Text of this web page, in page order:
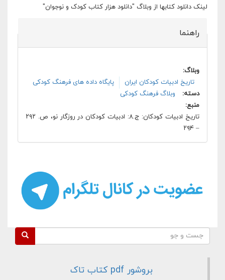
لینک دانلود کتابها از وبلاگ "دانلود هزار کتاب کودک و نوجوان"
راهنما
وبلاگ:
تاریخ ادبیات کودکان ایران
پایگاه داده های فرهنگ کودکی
دسته:
وبلاگ فرهنگ کودکی
منبع:
تاریخ ادبیات کودکان: ج.۸: ادبیات کودکان در روزگار نو، ص. ۲۹۲
– ۲۹۴
فرم جستجو
بروشور pdf کتاب تاک